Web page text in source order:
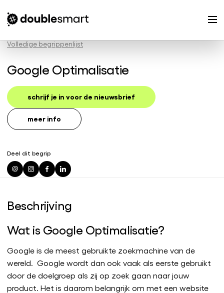
Volledige begrippenlijst
Google Optimalisatie
schrijf je in voor de nieuwsbrief
meer info
Deel dit begrip
Beschrijving
Wat is Google Optimalisatie?
Google is de meest gebruikte zoekmachine van de
wereld. Google wordt dan ook vaak als eerste gebruikt
door de doelgroep als zij op zoek gaan naar jouw
product. Het is daarom belangrijk om met een website